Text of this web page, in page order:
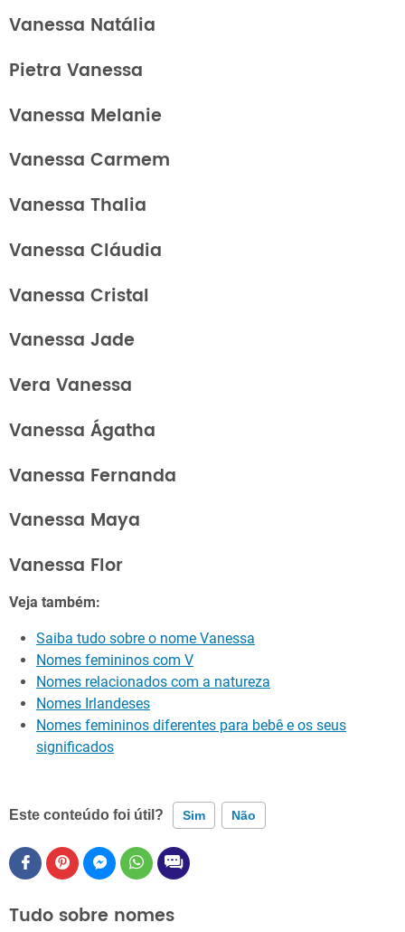
Vanessa Natália
Pietra Vanessa
Vanessa Melanie
Vanessa Carmem
Vanessa Thalia
Vanessa Cláudia
Vanessa Cristal
Vanessa Jade
Vera Vanessa
Vanessa Ágatha
Vanessa Fernanda
Vanessa Maya
Vanessa Flor
Veja também:
Saiba tudo sobre o nome Vanessa
Nomes femininos com V
Nomes relacionados com a natureza
Nomes Irlandeses
Nomes femininos diferentes para bebê e os seus
significados
Este conteúdo foi útil? Sim Não
Este conteúdo contém informação incorreta
Este conteúdo não tem a informação que procuro
Tudo sobre nomes